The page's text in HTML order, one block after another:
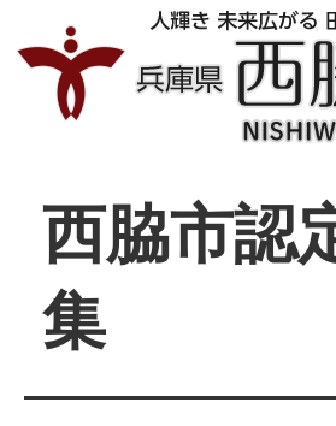
西脇市認
集